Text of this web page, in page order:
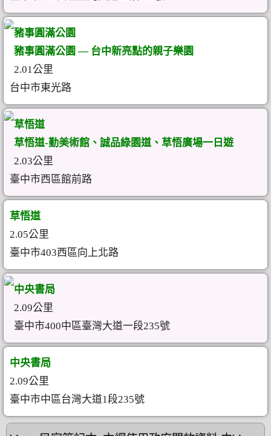
豬事圓滿公園
豬事圓滿公園 — 台中新亮點的親子樂園
2.01公里
台中市東光路
草悟道
草悟道-勤美術館、誠品綠園道、草悟廣場一日遊
2.03公里
臺中市西區館前路
草悟道
2.05公里
臺中市403西區向上北路
中央書局
2.09公里
臺中市400中區臺灣大道一段235號
中央書局
2.09公里
臺中市中區台灣大道1段235號